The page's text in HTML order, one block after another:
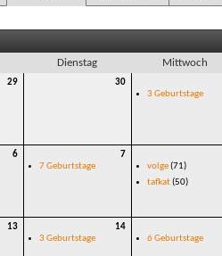
Dienstag Mittwoch
29 30
3 Geburtstage
6
7
7 Geburtstage
volge(71)
tafkat(50)
13
14
3 Geburtstage
6 Geburtstage